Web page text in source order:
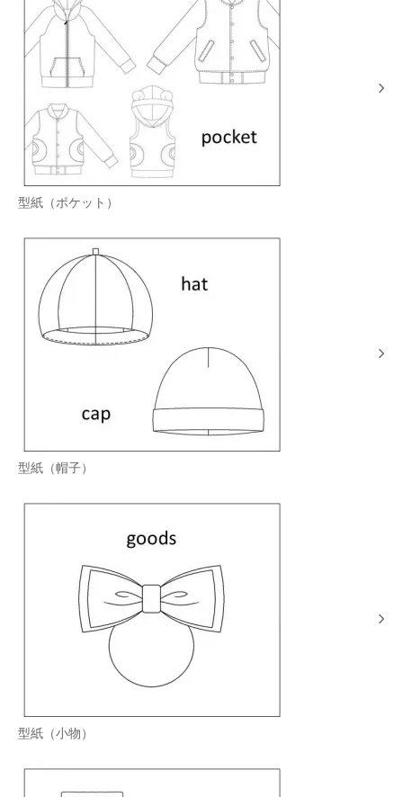
型紙（ポケット）
型紙（帽子）
型紙（小物）